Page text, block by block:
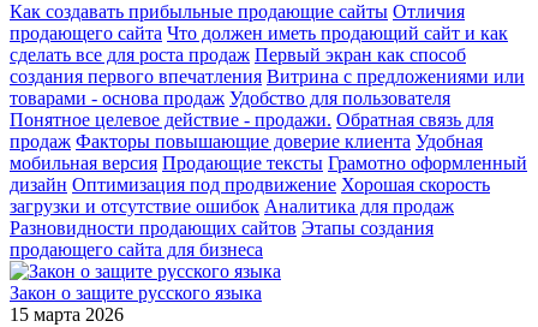
Как создавать прибыльные продающие сайты Отличия
продающего сайта Что должен иметь продающий сайт и как
сделать все для роста продаж Первый экран как способ
создания первого впечатления Витрина с предложениями или
товарами - основа продаж Удобство для пользователя
Понятное целевое действие - продажи. Обратная связь для
продаж Факторы повышающие доверие клиента Удобная
мобильная версия Продающие тексты Грамотно оформленный
дизайн Оптимизация под продвижение Хорошая скорость
загрузки и отсутствие ошибок Аналитика для продаж
Разновидности продающих сайтов Этапы создания
продающего сайта для бизнеса
Закон о защите русского языка
15 марта 2026